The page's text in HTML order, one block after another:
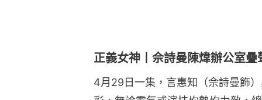
正義女神丨佘詩曼陳煒辦公室疊
4月29日一集，言惠知（佘詩曼飾